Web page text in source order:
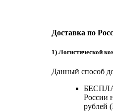
Доставка по
1) Логистической
Данный способ
России
рублей